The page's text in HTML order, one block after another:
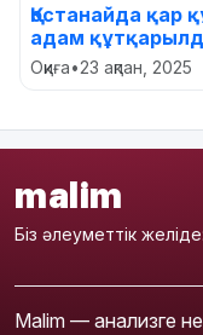
Қостанайда қар
адам
Оқиға•23 ақпан, 2025
malim
Біз әлеуметтік желіде:
Malim — анализге